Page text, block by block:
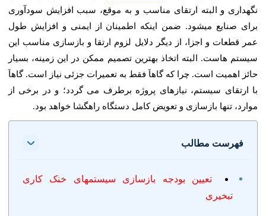
نگهداری و البته ارتقای مناسب و به موقع، سبب افزایش سودآوری
برای صنایع میشود. ضمن اینکه اطمینان از ایمنی و افزایش طول
عمر قطعات و اجزا، از دیگر دلایل لزوم ارتقا و بازسازی مناسب این
سیستم هاست. البته اتخاذ بهترین تصمیم ممکن در این زمینه، بسیار
حائز اهمیت است. چرا که گاهاَ فقط به تعمیرات جزئی نیاز است. گاهاَ
با ارتقای سیستم، نیازهای پروژه برطرف می گردد؛ و در برخی از
موارد، تنها بازسازی و تعویض کامل دستگاه راهگشا خواهد بود.
فهرست مطالب
تعیین بودجه بازسازی سیستمهای خنک کاری
تبخیری